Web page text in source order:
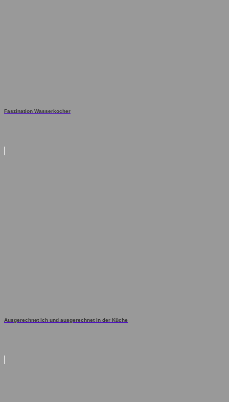
Faszination Wasserkocher
Ausgerechnet ich und ausgerechnet in der Küche